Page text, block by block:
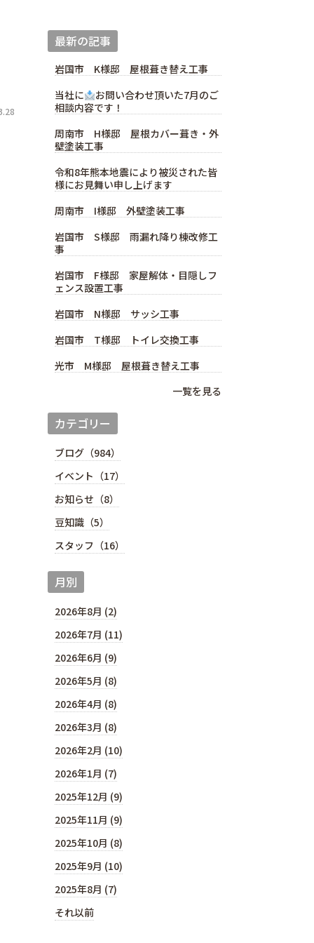
最新の記事
岩国市 K様邸 屋根葺き替え工事
当社に
お問い合わせ頂いた7月のご
相談内容です！
周南市 H様邸 屋根カバー葺き・外
壁塗装工事
令和8年熊本地震により被災された皆
様にお見舞い申し上げます
周南市 I様邸 外壁塗装工事
岩国市 S様邸 雨漏れ降り棟改修工
事
岩国市 F様邸 家屋解体・目隠しフ
ェンス設置工事
岩国市 N様邸 サッシ工事
岩国市 T様邸 トイレ交換工事
光市 M様邸 屋根葺き替え工事
一覧を見る
カテゴリー
ブログ（984）
イベント（17）
お知らせ（8）
豆知識（5）
スタッフ（16）
月別
2026年8月 (2)
2026年7月 (11)
2026年6月 (9)
2026年5月 (8)
2026年4月 (8)
2026年3月 (8)
2026年2月 (10)
2026年1月 (7)
2025年12月 (9)
2025年11月 (9)
2025年10月 (8)
2025年9月 (10)
2025年8月 (7)
それ以前